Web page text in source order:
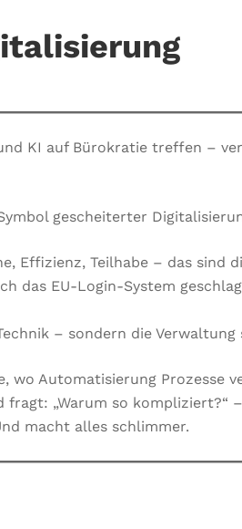
KI auf Bürokratie treffen –
gescheiterter
Effizienz, Teilhabe – das sind
das EU-Login-System
– sondern die Verwaltung
wo Automatisierung Prozesse
fragt: „Warum so kompliziert?“ –
macht alles schlimmer.